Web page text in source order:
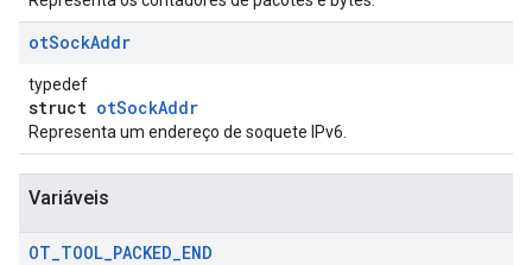
otSockAddr
typedef
struct otSockAddr
Representa um endereço de soquete IPv6.
Variáveis
OT_TOOL_PACKED_END